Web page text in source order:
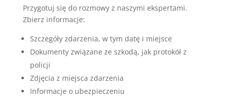
Przygotuj się do rozmowy z naszymi ekspertami.
Zbierz informacje:
Szczegóły zdarzenia, w tym datę i miejsce
Dokumenty związane ze szkodą, jak protokół z
policji
Zdjęcia z miejsca zdarzenia
Informacje o ubezpieczeniu